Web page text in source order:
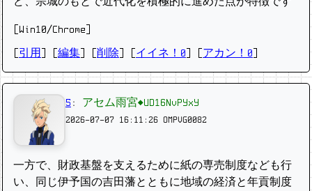
[Win10/Chrome]
引用 編集 削除 イイネ！0 アカン！0
5 : アセム雨宮◆UD16NvPYxY
2026-07-07 16:11:26 OMPVG0082
一方で、財政基盤を支えるために紙の専売制度なども行
い、同じ伊予国の吉田藩とともに地域の経済と年貢制度